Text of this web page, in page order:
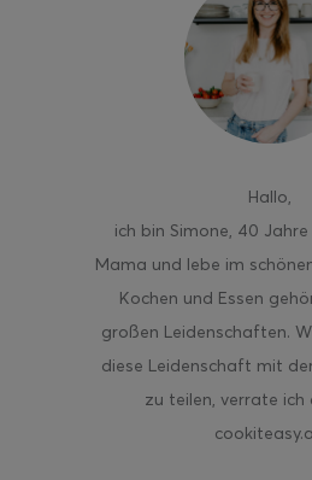
Hallo,
ich bin Simone, 40
Mama und lebe im
Kochen und Essen
großen Leidenschaften.
diese Leidenschaft mit
zu teilen, verrate ich